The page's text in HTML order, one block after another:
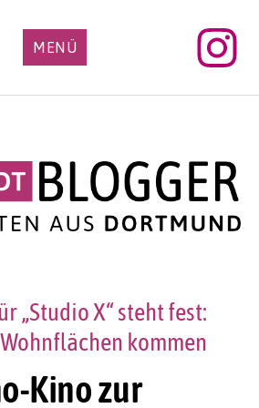
MENÜ
Kino zur
„Studio X“ steht fest:
kommen